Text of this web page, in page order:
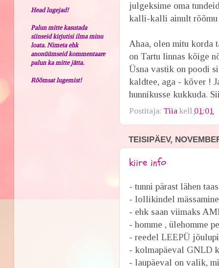
julgeksime oma
kalli-kalli ainult rõõmu
Ahaa, olen mitu korda
on Tartu linnas kõige
Üsna vastik on poodi
kaldtee, aga - kõver !
hunnikusse kukkuda.
Postitaja: Tiia kell 01:01
TEISIPÄEV,
kiire info
- tunni pärast lähen
- lollikindel
- ehk saan viimaks
- homme , ülehomme
- reedel LEEPÜ
- kolmapäeval GNLD
- laupäeval on valik,
Head lugejad!
Palun mitte kasutada
siinseid kirjutisi ilma minu
loata. Nimeta ehk
anonüümseid kommentaare
palun ka mitte jätta.
Rõõmsat lugemist!